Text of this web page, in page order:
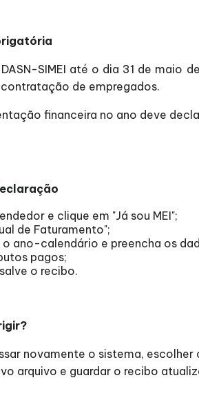
SIMEI até o dia 31 de
de empregados.
financeira no ano deve
e clique em "Já sou MEI";
de Faturamento";
o ano-calendário e preencha os
pagos;
o recibo.
novamente o sistema,
arquivo e guardar o recibo